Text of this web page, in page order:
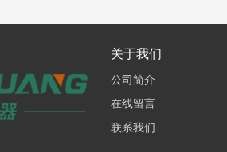
关于我们
公司简介
在线留言
联系我们